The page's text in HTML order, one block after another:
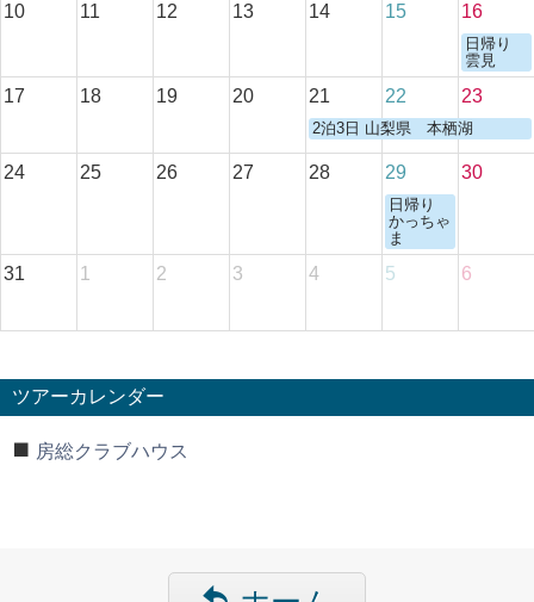
10 11 12 13 14 15 16
日帰り
雲見
17 18 19 20 21 22 23
2泊3日 山梨県 本栖湖
24 25 26 27 28 29 30
日帰り
かっちゃ
ま
31 1 2 3 4 5 6
ツアーカレンダー
房総クラブハウス